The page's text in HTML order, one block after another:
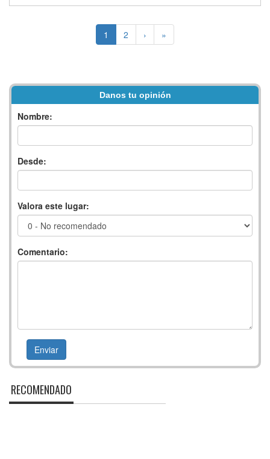
1 2 › »
Danos tu opinión
Nombre:
Desde:
Valora este lugar:
Comentario:
RECOMENDADO